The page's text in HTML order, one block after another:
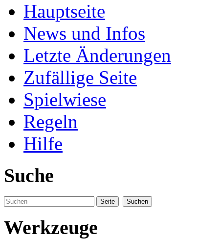
Hauptseite
News und Infos
Letzte Änderungen
Zufällige Seite
Spielwiese
Regeln
Hilfe
Suche
Werkzeuge